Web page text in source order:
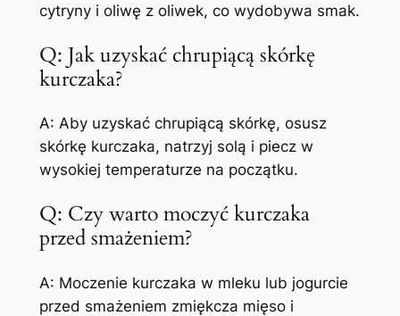
cytryny i oliwę z oliwek, co wydobywa smak.
Q: Jak uzyskać chrupiącą skórkę
kurczaka?
A: Aby uzyskać chrupiącą skórkę, osusz
skórkę kurczaka, natrzyj solą i piecz w
wysokiej temperaturze na początku.
Q: Czy warto moczyć kurczaka
przed smażeniem?
A: Moczenie kurczaka w mleku lub jogurcie
przed smażeniem zmiękcza mięso i